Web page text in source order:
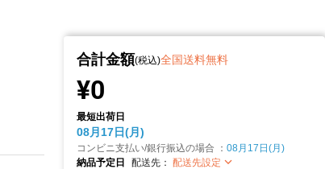
合計金額(税込)全国送料無料
¥0
最短出荷日
08月17日(月)
コンビニ支払い/銀行振込の場合 ： 08月17日(月)
納品予定日
配送先： 配送先設定